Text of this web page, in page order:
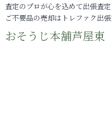
査定のプロが心を込めて出張査定
ご不要品の売却はトレファク出
おそうじ本舗芦屋東